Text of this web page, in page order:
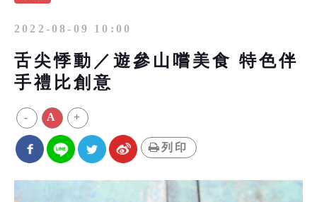
2022-08-09 10:00
舌尖悸動／遊參山嚐美食 特色伴
手禮比創意
- A +
列印